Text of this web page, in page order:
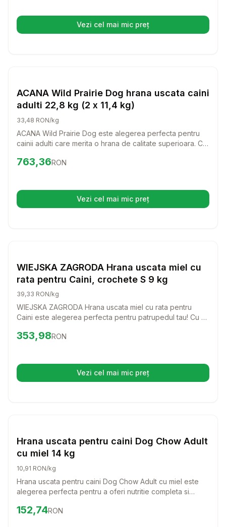
Vezi cel mai mic preț(se deschide într-o filă nouă)
Hrana Uscata Caini
ACANA Wild Prairie Dog hrana uscata caini
adulti 22,8 kg (2 x 11,4 kg)
33,48 RON/kg
ACANA Wild Prairie Dog este alegerea perfecta pentru
cainii adulti care merita o hrana de calitate superioara. Cu
hrana uscata va aduce bucurie si energie in viata
Preț: 763.36 RON
763,36RON
Vezi cel mai mic preț(se deschide într-o filă nouă)
Hrana Uscata Caini
WIEJSKA ZAGRODA Hrana uscata miel cu
rata pentru Caini, crochete S 9 kg
39,33 RON/kg
WIEJSKA ZAGRODA Hrana uscata miel cu rata pentru
Caini este alegerea perfecta pentru patrupedul tau! Cu un
face ca fiecare masa sa fie o bucurie pentru cainele tau.
Preț: 353.98 RON
353,98RON
Vezi cel mai mic preț(se deschide într-o filă nouă)
Hrana Uscata Caini
Hrana uscata pentru caini Dog Chow Adult
cu miel 14 kg
10,91 RON/kg
Hrana uscata pentru caini Dog Chow Adult cu miel este
alegerea perfecta pentru a oferi nutritie completa si
orez, aceasta hrana este formulata pentru a sustine un stil
Preț:152.74
152,74RON